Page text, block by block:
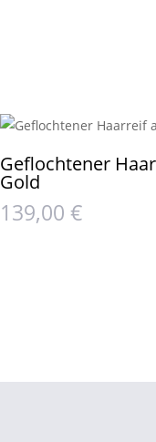
Geflochtener
Gold
139,00€